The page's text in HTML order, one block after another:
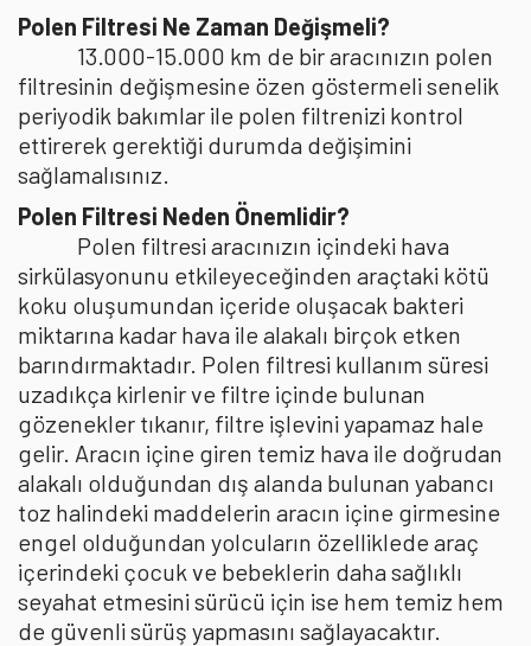
Polen Filtresi Ne Zaman Değişmeli?
13.000-15.000 km de bir aracınızın polen
filtresinin değişmesine özen göstermeli senelik
periyodik bakımlar ile polen filtrenizi kontrol
ettirerek gerektiği durumda değişimini
sağlamalısınız.
Polen Filtresi Neden Önemlidir?
Polen filtresi aracınızın içindeki hava
sirkülasyonunu etkileyeceğinden araçtaki kötü
koku oluşumundan içeride oluşacak bakteri
miktarına kadar hava ile alakalı birçok etken
barındırmaktadır. Polen filtresi kullanım süresi
uzadıkça kirlenir ve filtre içinde bulunan
gözenekler tıkanır, filtre işlevini yapamaz hale
gelir. Aracın içine giren temiz hava ile doğrudan
alakalı olduğundan dış alanda bulunan yabancı
toz halindeki maddelerin aracın içine girmesine
engel olduğundan yolcuların özelliklede araç
içerindeki çocuk ve bebeklerin daha sağlıklı
seyahat etmesini sürücü için ise hem temiz hem
de güvenli sürüş yapmasını sağlayacaktır.